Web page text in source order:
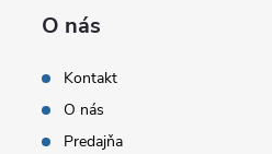
O nás
Kontakt
O nás
Predajňa